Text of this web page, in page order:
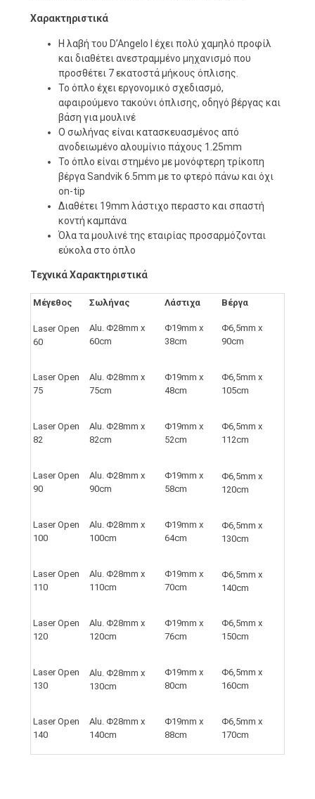
Χαρακτηριστικά
Η λαβή του D’Angelo I έχει πολύ χαμηλό προφίλ
και διαθέτει ανεστραμμένο μηχανισμό που
προσθέτει 7 εκατοστά μήκους όπλισης.
Το όπλο έχει εργονομικό σχεδιασμό,
αφαιρούμενο τακούνι όπλισης, οδηγό βέργας και
βάση για μουλινέ
Ο σωλήνας είναι κατασκευασμένος από
ανοδειωμένο αλουμίνιο πάχους 1.25mm
Το όπλο είναι στημένο με μονόφτερη τρίκοπη
βέργα Sandvik 6.5mm με το φτερό πάνω και όχι
on-tip
Διαθέτει 19mm λάστιχo περαστο και σπαστή
κοντή καμπάνα
Όλα τα μουλινέ της εταιρίας προσαρμόζονται
εύκολα στο όπλο
Τεχνικά Χαρακτηριστικά
Μέγεθος Σωλήνας Λάστιχα Βέργα
Laser Open
60
Alu. Φ28mm x
60cm
Φ19mm x
38cm
Φ6,5mm x
90cm
Laser Open
75
Alu. Φ28mm x
75cm
Φ19mm x
48cm
Φ6,5mm x
105cm
Laser Open
82
Alu. Φ28mm x
82cm
Φ19mm x
52cm
Φ6,5mm x
112cm
Laser Open
90
Alu. Φ28mm x
90cm
Φ19mm x
58cm
Φ6,5mm x
120cm
Laser Open
100
Alu. Φ28mm x
100cm
Φ19mm x
64cm
Φ6,5mm x
130cm
Laser Open
110
Alu. Φ28mm x
110cm
Φ19mm x
70cm
Φ6,5mm x
140cm
Laser Open
120
Alu. Φ28mm x
120cm
Φ19mm x
76cm
Φ6,5mm x
150cm
Laser Open
130
Alu. Φ28mm x
130cm
Φ19mm x
80cm
Φ6,5mm x
160cm
Laser Open
140
Alu. Φ28mm x
140cm
Φ19mm x
88cm
Φ6,5mm x
170cm